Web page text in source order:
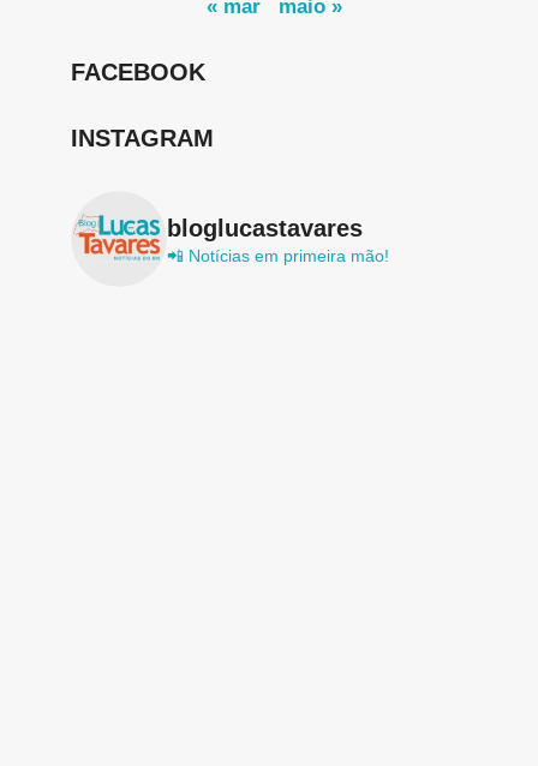
« mar maio »
FACEBOOK
INSTAGRAM
bloglucastavares
📲 Notícias em primeira mão!